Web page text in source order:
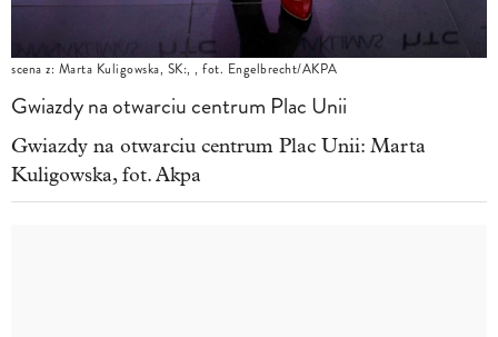
scena z: Marta Kuligowska, SK:, , fot. Engelbrecht/AKPA
Gwiazdy na otwarciu centrum Plac Unii
Gwiazdy na otwarciu centrum Plac Unii: Marta
Kuligowska, fot. Akpa